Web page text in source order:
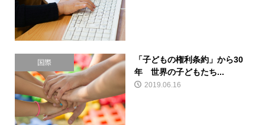
国際
「子どもの権利条約」から30
年 世界の子どもたち...
2019.06.16